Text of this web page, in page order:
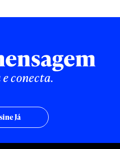
conecta.
Já